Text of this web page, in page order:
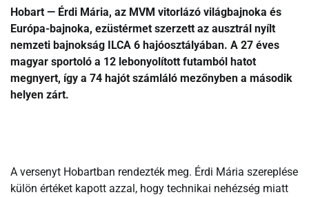
Hobart — Érdi Mária, az MVM vitorlázó világbajnoka és
Európa-bajnoka, ezüstérmet szerzett az ausztrál nyílt
nemzeti bajnokság ILCA 6 hajóosztályában. A 27 éves
magyar sportoló a 12 lebonyolított futamból hatot
megnyert, így a 74 hajót számláló mezőnyben a második
helyen zárt.
A versenyt Hobartban rendezték meg. Érdi Mária szereplése
külön értéket kapott azzal, hogy technikai nehézség miatt